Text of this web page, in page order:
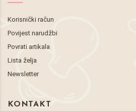
Korisnički račun
Povijest narudžbi
Povrati artikala
Lista želja
Newsletter
KONTAKT